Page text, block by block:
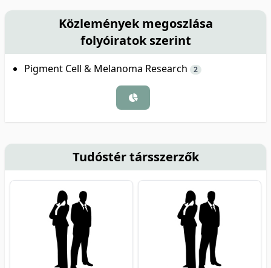
Közlemények megoszlása
folyóiratok szerint
Pigment Cell & Melanoma Research 2
Tudóstér társszerzők